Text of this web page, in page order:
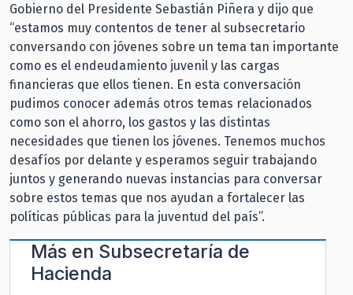
Gobierno del Presidente Sebastián Piñera y dijo que
“estamos muy contentos de tener al subsecretario
conversando con jóvenes sobre un tema tan importante
como es el endeudamiento juvenil y las cargas
financieras que ellos tienen. En esta conversación
pudimos conocer además otros temas relacionados
como son el ahorro, los gastos y las distintas
necesidades que tienen los jóvenes. Tenemos muchos
desafíos por delante y esperamos seguir trabajando
juntos y generando nuevas instancias para conversar
sobre estos temas que nos ayudan a fortalecer las
políticas públicas para la juventud del país”.
Más en Subsecretaría de
Hacienda